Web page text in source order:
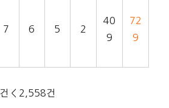
7 6 5 2
40
9
72
9
< 2,558건